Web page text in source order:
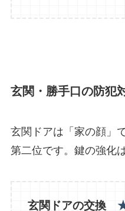
玄関・勝手口の防犯
玄関ドアは「家の顔」
第二位です。鍵の強化
玄関ドアの交換